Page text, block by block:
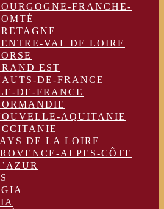
FRANCHE-
VAL DE LOIRE
EST
DE-FRANCE
DE-FRANCE
AQUITANIE
DE LA LOIRE
ALPES-CÔTE